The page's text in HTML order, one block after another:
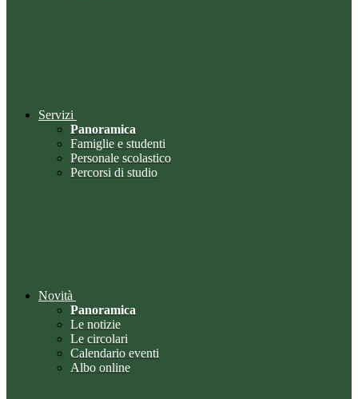
Servizi
Panoramica
Famiglie e studenti
Personale scolastico
Percorsi di studio
Novità
Panoramica
Le notizie
Le circolari
Calendario eventi
Albo online